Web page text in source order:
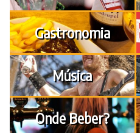
Gastronomia
Música
Onde Beber?